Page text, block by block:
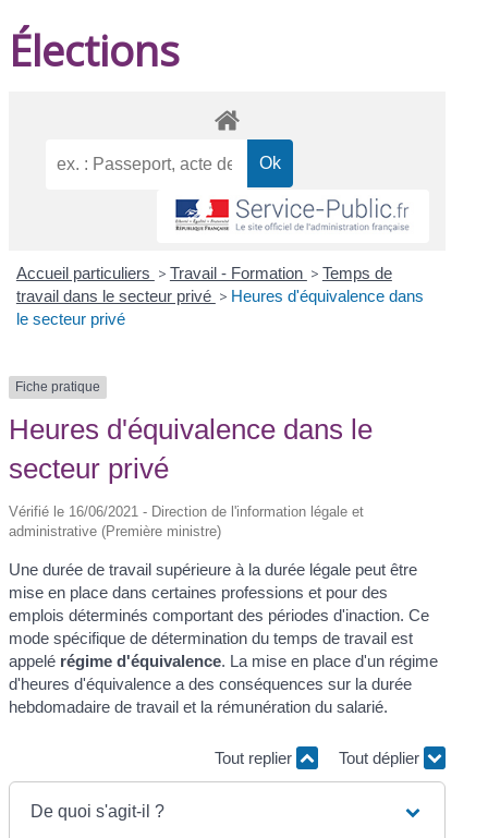
Élections
Accueil particuliers > Travail - Formation > Temps de
travail dans le secteur privé > Heures d'équivalence dans
le secteur privé
Fiche pratique
Heures d'équivalence dans le
secteur privé
Vérifié le 16/06/2021 - Direction de l'information légale et
administrative (Première ministre)
Une durée de travail supérieure à la durée légale peut être
mise en place dans certaines professions et pour des
emplois déterminés comportant des périodes d'inaction. Ce
mode spécifique de détermination du temps de travail est
appelé régime d'équivalence. La mise en place d'un régime
d'heures d'équivalence a des conséquences sur la durée
hebdomadaire de travail et la rémunération du salarié.
Tout replier Tout déplier
De quoi s'agit-il ?